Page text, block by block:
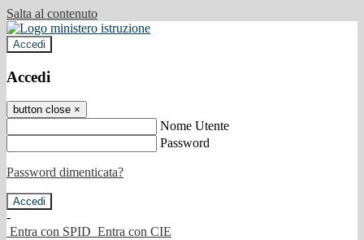
Salta al contenuto
Accedi
Accedi
button close ×
Nome Utente
Password
Password dimenticata?
-
Entra con SPID Entra con CIE